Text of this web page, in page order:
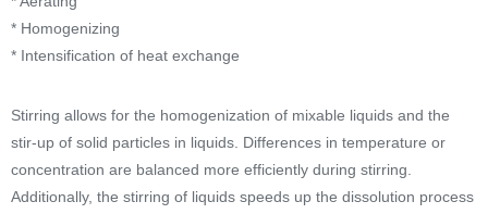
* Homogenizing
* Intensification of heat exchange
Stirring allows for the homogenization of mixable liquids and the
stir-up of solid particles in liquids. Differences in temperature or
concentration are balanced more efficiently during stirring.
Additionally, the stirring of liquids speeds up the dissolution process